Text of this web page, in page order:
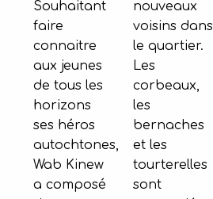
Souhaitant
faire
connaitre
aux jeunes
de tous les
horizons
ses héros
autochtones,
Wab Kinew
a composé
nouveaux
voisins dans
le quartier.
Les
corbeaux,
les
bernaches
et les
tourterelles
sont